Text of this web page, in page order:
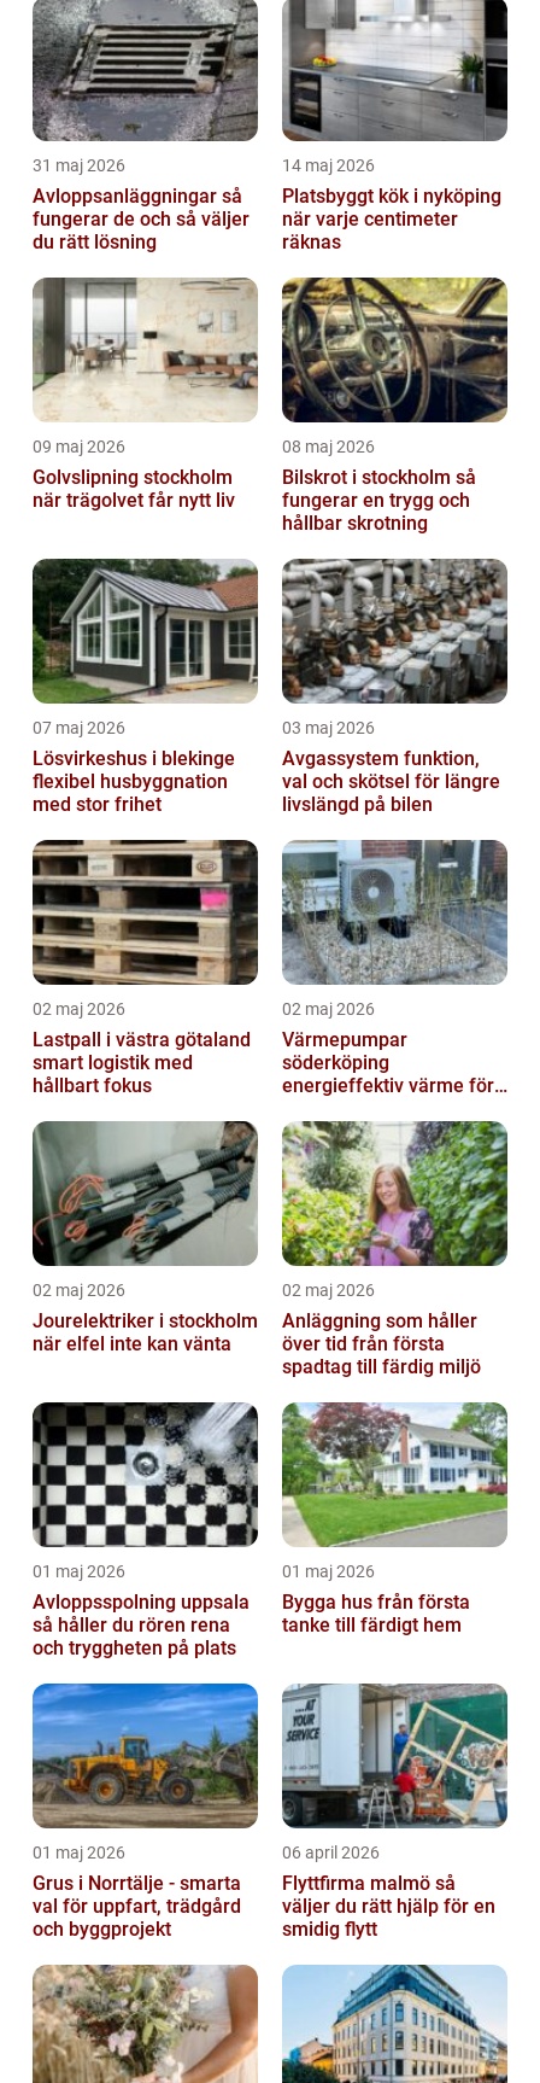
31 maj 2026
Avloppsanläggningar så
fungerar de och så väljer
du rätt lösning
14 maj 2026
Platsbyggt kök i nyköping
när varje centimeter
räknas
09 maj 2026
Golvslipning stockholm
när trägolvet får nytt liv
08 maj 2026
Bilskrot i stockholm så
fungerar en trygg och
hållbar skrotning
07 maj 2026
Lösvirkeshus i blekinge
flexibel husbyggnation
med stor frihet
03 maj 2026
Avgassystem funktion,
val och skötsel för längre
livslängd på bilen
02 maj 2026
Lastpall i västra götaland
smart logistik med
hållbart fokus
02 maj 2026
Värmepumpar
söderköping
energieffektiv värme för
02 maj 2026
Jourelektriker i stockholm
när elfel inte kan vänta
02 maj 2026
Anläggning som håller
över tid från första
spadtag till färdig miljö
01 maj 2026
Avloppsspolning uppsala
så håller du rören rena
och tryggheten på plats
01 maj 2026
Bygga hus från första
tanke till färdigt hem
01 maj 2026
Grus i Norrtälje - smarta
val för uppfart, trädgård
och byggprojekt
06 april 2026
Flyttfirma malmö så
väljer du rätt hjälp för en
smidig flytt